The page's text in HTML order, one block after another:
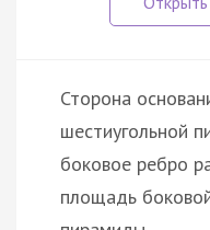
Сторона
шестиугольной
боковое ребро
площадь